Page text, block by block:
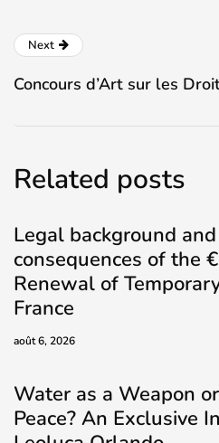
Next
Concours d’Art sur les
Related posts
Legal background
consequences of the
Renewal of
France
août 6, 2026
Water as a Weapon
Peace? An Exclusive